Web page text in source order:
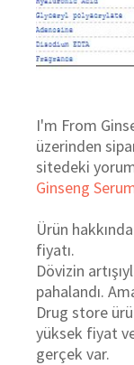
I'm From
üzerinden
sitedeki
Ginseng
Ürün
fiyatı.
Dövizin
pahalandı.
Drug store
yüksek fiyat
gerçek var.